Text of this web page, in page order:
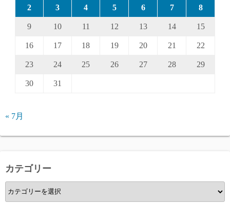
2 3 4 5 6 7 8
9 10 11 12 13 14 15
16 17 18 19 20 21 22
23 24 25 26 27 28 29
30 31
« 7月
カテゴリー
カ
テ